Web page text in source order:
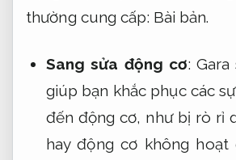
thường cung cấp: Bài bản.
Sang sửa động cơ:
giúp bạn khắc phục các
đến động cơ, như bị rò rỉ
hay động cơ không hoạt